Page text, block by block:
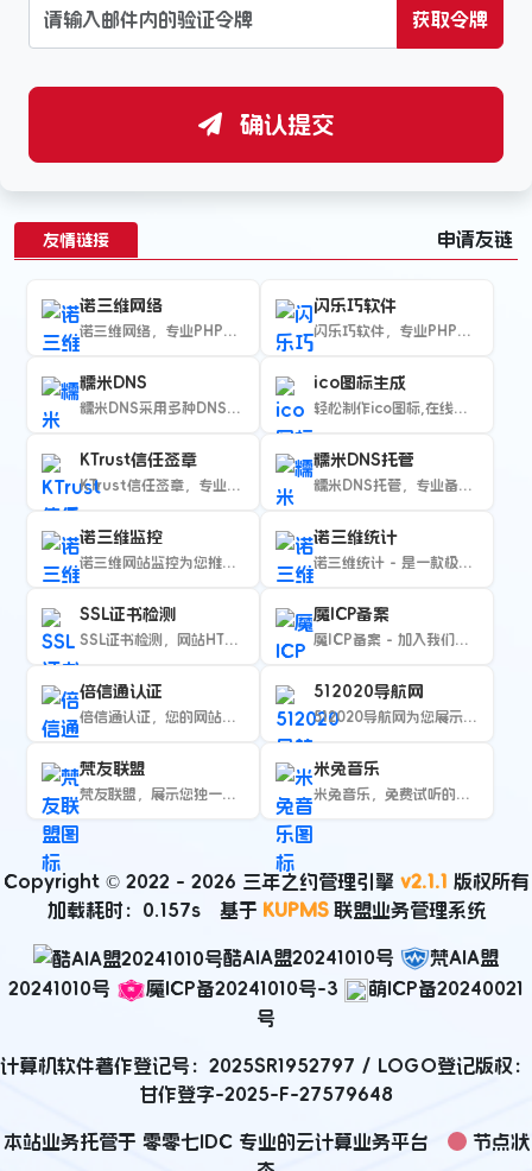
获取令牌
确认提交
友情链接 申请友链
诺三维网络
诺三维网络，专业PHP+MYSQL网站开...
闪乐巧软件
闪乐巧软件，专业PHP+MYSQL程序开...
糯米DNS
糯米DNS采用多种DNS解析，给您带来意...
ico图标生成
轻松制作ico图标,在线提供ico图标转...
KTrust信任签章
KTrust信任签章，专业的SSL安全认...
糯米DNS托管
糯米DNS托管，专业备案域名托管服务提供...
诺三维监控
诺三维网站监控为您推荐最佳网站监控工具
诺三维统计
诺三维统计 - 是一款极简轻量的网页统计...
SSL证书检测
SSL证书检测，网站HTTPS到期查询
魔ICP备案
魔ICP备案 - 加入我们，体验最魔幻的...
倍信通认证
倍信通认证，您的网站可信验证专家
512020导航网
512020导航网为您展示其旗下所有站点...
梵友联盟
梵友联盟，展示您独一无二的身份
米兔音乐
米兔音乐，免费试听的在线音乐播放器
Copyright © 2022 - 2026 三年之约管理引擎 v2.1.1 版权所有
加载耗时：0.157s 基于 KUPMS 联盟业务管理系统
酷AIA盟20241010号
梵AIA盟
20241010号
魔ICP备20241010号-3
萌ICP备20240021
号
计算机软件著作登记号： 2025SR1952797 / LOGO登记版权：
甘作登字-2025-F-27579648
本站业务托管于 零零七IDC 专业的云计算业务平台
节点状